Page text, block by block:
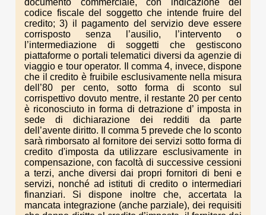
documento commerciale, con indicazione del
codice fiscale del soggetto che intende fruire del
credito; 3) il pagamento del servizio deve essere
corrisposto senza l’ausilio, l’intervento o
l’intermediazione di soggetti che gestiscono
piattaforme o portali telematici diversi da agenzie di
viaggio e tour operator. Il comma 4, invece, dispone
che il credito è fruibile esclusivamente nella misura
dell’80 per cento, sotto forma di sconto sul
corrispettivo dovuto mentre, il restante 20 per cento
è riconosciuto in forma di detrazione d’ imposta in
sede di dichiarazione dei redditi da parte
dell’avente diritto. Il comma 5 prevede che lo sconto
sarà rimborsato al fornitore dei servizi sotto forma di
credito d'imposta da utilizzare esclusivamente in
compensazione, con facoltà di successive cessioni
a terzi, anche diversi dai propri fornitori di beni e
servizi, nonché ad istituti di credito o intermediari
finanziari. Si dispone inoltre che, accertata la
mancata integrazione (anche parziale), dei requisiti